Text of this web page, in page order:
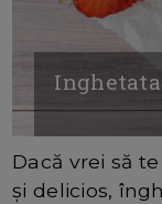
Dacă vrei să
și delicios,